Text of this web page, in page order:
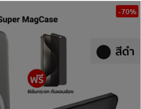
-70%